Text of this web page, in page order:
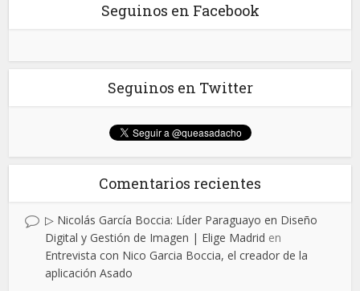
Seguinos en Facebook
Seguinos en Twitter
Comentarios recientes
▷ Nicolás García Boccia: Líder Paraguayo en Diseño
Digital y Gestión de Imagen | Elige Madrid en
Entrevista con Nico Garcia Boccia, el creador de la
aplicación Asado